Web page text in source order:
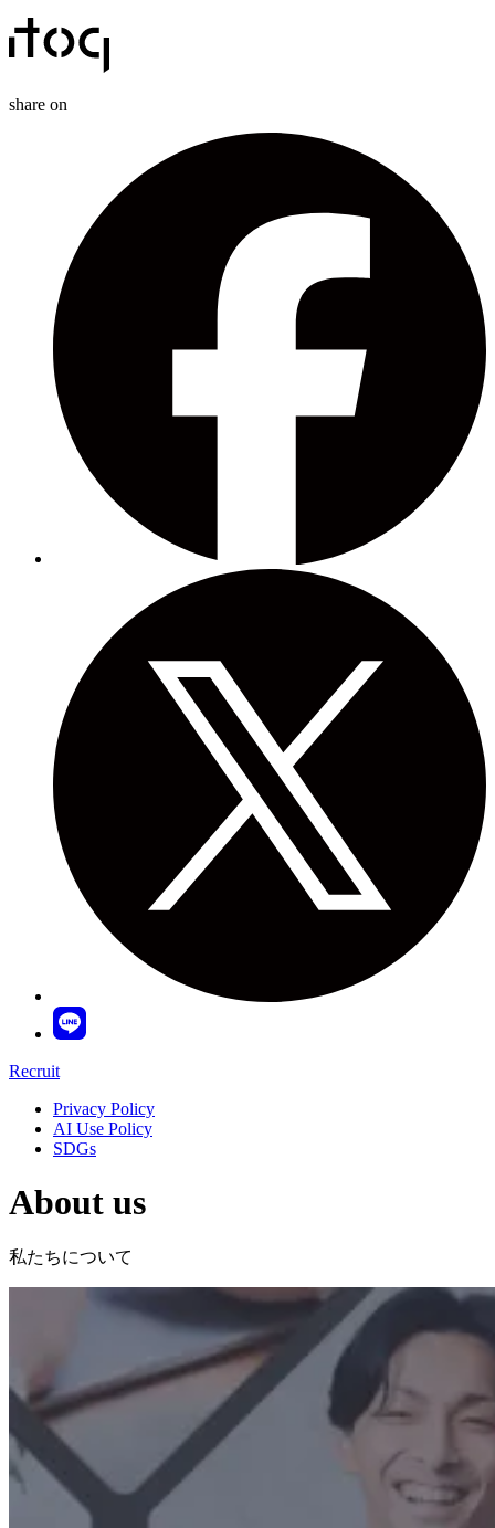
share on
Recruit
Privacy Policy
AI Use Policy
SDGs
About us
私たちについて